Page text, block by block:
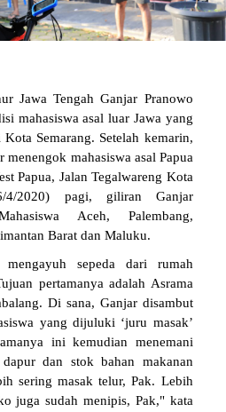
Jawa Tengah Ganjar Pranowo
mahasiswa asal luar Jawa yang
Semarang. Setelah kemarin,
mahasiswa asal Papua
Papua, Jalan Tegalwareng Kota
4/2020) pagi, giliran Ganjar
Aceh, Palembang,
Barat dan Maluku.
sepeda dari rumah
pertamanya adalah Asrama
Di sana, Ganjar disambut
yang dijuluki ‘juru masak’
ini kemudian menemani
dan stok bahan makanan
sering masak telur, Pak. Lebih
juga sudah menipis, Pak," kata